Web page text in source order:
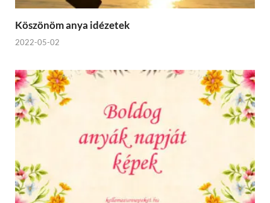
Köszönöm anya idézetek
2022-05-02